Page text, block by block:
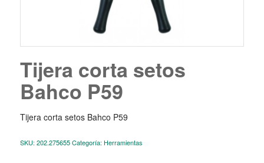
Tijera corta setos
Bahco P59
Tijera corta setos Bahco P59
SKU: 202.275655 Categoría: Herramientas